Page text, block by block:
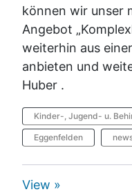
können wir unser
Angebot
weiterhin aus
anbieten und
Huber .
Kinder-, Jugend- u.
Eggenfelden
View »